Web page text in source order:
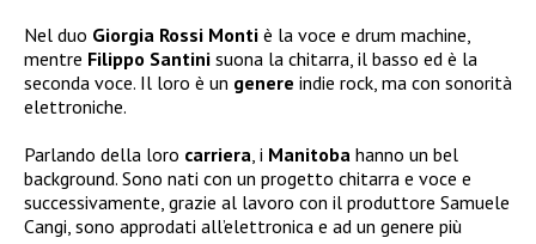
Nel duo Giorgia Rossi Monti è la voce e drum machine,
mentre Filippo Santini suona la chitarra, il basso ed è la
seconda voce. Il loro è un genere indie rock, ma con sonorità
elettroniche.
Parlando della loro carriera , i Manitoba hanno un bel
background. Sono nati con un progetto chitarra e voce e
successivamente, grazie al lavoro con il produttore Samuele
Cangi, sono approdati all’elettronica e ad un genere più